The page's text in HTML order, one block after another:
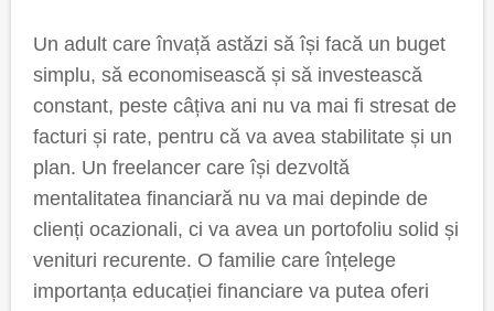
Un adult care învață astăzi să își facă un buget
simplu, să economisească și să investească
constant, peste câțiva ani nu va mai fi stresat de
facturi și rate, pentru că va avea stabilitate și un
plan. Un freelancer care își dezvoltă
mentalitatea financiară nu va mai depinde de
clienți ocazionali, ci va avea un portofoliu solid și
venituri recurente. O familie care înțelege
importanța educației financiare va putea oferi